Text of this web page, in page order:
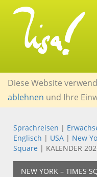
Diese Website
ablehnen und Ihre
Sprachreisen |
Englisch | USA | New
Square | KALENDER
NEW YORK – TIMES